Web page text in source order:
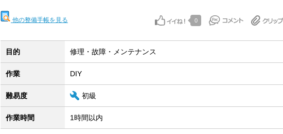
他の整備手帳を見る 0
目的 修理・故障・メンテナンス
作業 DIY
難易度 初級
作業時間 1時間以内